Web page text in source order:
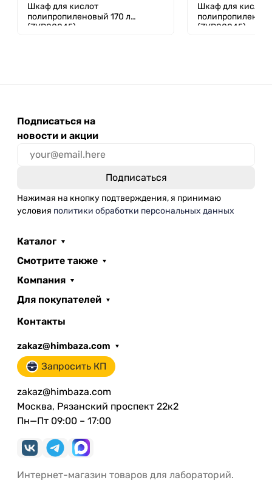
Шкаф для кислот
полипропиленовый 170 л
(ZYP00045)
Шкаф для кислот
(ZYP00045)
Подписаться на
новости и акции
Нажимая на кнопку подтверждения, я принимаю
условия политики обработки персональных данных
Каталог
Смотрите также
Компания
Для покупателей
Контакты
zakaz@himbaza.com
Запросить КП
zakaz@himbaza.com
Москва, Рязанский проспект 22к2
Пн—Пт 09:00 – 17:00
Интернет-магазин товаров для лабораторий.